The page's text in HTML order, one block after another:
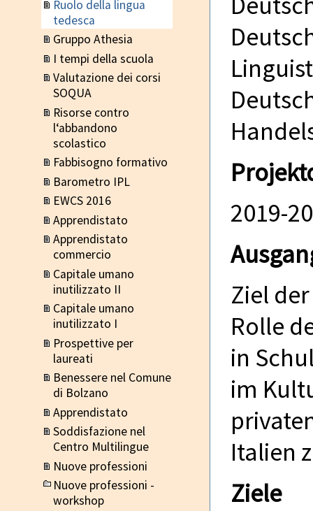
Ruolo della lingua
tedesca
Gruppo Athesia
I tempi della scuola
Valutazione dei corsi
SOQUA
Risorse contro
l‘abbandono
scolastico
Fabbisogno formativo
Barometro IPL
EWCS 2016
Apprendistato
Apprendistato
commercio
Capitale umano
inutilizzato II
Capitale umano
inutilizzato I
Prospettive per
laureati
Benessere nel Comune
di Bolzano
Apprendistato
Soddisfazione nel
Centro Multilingue
Nuove professioni
Nuove professioni -
workshop
2019-
Ziel
Rolle
in
im
Italien
Ziele